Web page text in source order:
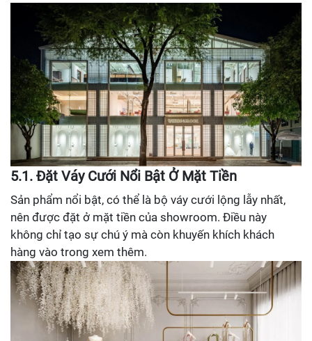
5.1. Đặt Váy Cưới Nổi Bật Ở Mặt Tiền
Sản phẩm nổi bật, có thể là bộ váy cưới lộng lẫy nhất,
nên được đặt ở mặt tiền của showroom. Điều này
không chỉ tạo sự chú ý mà còn khuyến khích khách
hàng vào trong xem thêm.